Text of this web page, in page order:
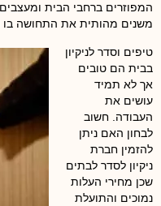
המפוזרים ברחבי הבית
משנים מהותית את התחושה
טיפים וסדר לניקיון
בבית הם טובים
אך לא תמיד
עושים את
העבודה. חשוב
לבחון האם ניתן
להזמין חברת
ניקיון לסדר לבתים
שכן מחירי העלות
נמוכים והתועלת